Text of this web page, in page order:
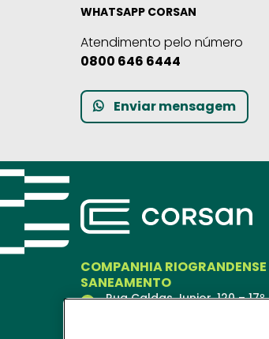
WHATSAPP CORSAN
Atendimento pelo número
0800 646 6444
Enviar mensagem
COMPANHIA RIOGRANDENSE
SANEAMENTO
Rua Caldas Junior, 120 – 17º,